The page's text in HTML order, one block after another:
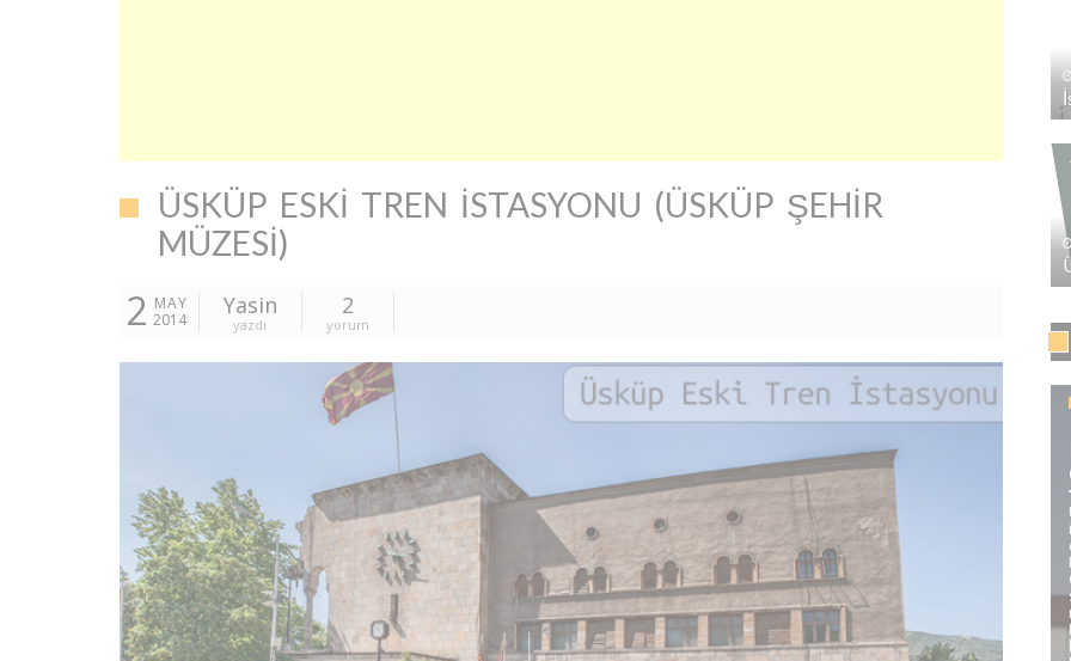
ÜSKÜP ESKI TREN İSTASYONU (ÜSKÜP ŞEHIR
MÜZESI)
2 MAY
2014
Yasin
yazdı
2
yorum